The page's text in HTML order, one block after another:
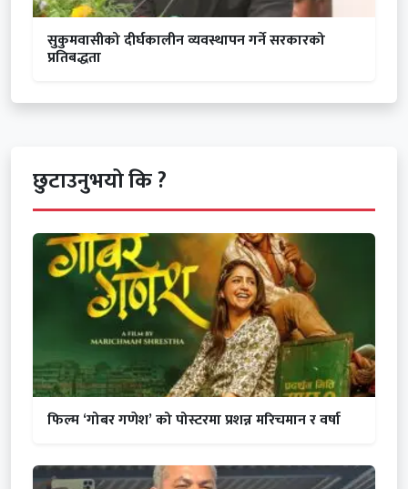
सुकुमवासीको दीर्घकालीन व्यवस्थापन गर्ने सरकारको
प्रतिबद्धता
छुटाउनुभयो कि ?
फिल्म ‘गोबर गणेश’ को पोस्टरमा प्रशन्न मरिचमान र वर्षा